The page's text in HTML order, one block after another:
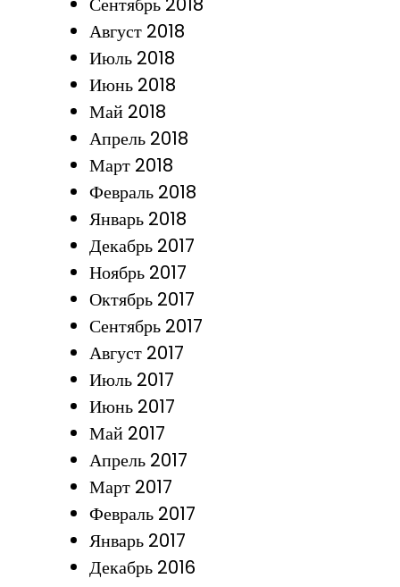
Август 2018
Июль 2018
Июнь 2018
Май 2018
Апрель 2018
Март 2018
Февраль 2018
Январь 2018
Декабрь 2017
Ноябрь 2017
Октябрь 2017
Сентябрь 2017
Август 2017
Июль 2017
Июнь 2017
Май 2017
Апрель 2017
Март 2017
Февраль 2017
Январь 2017
Декабрь 2016